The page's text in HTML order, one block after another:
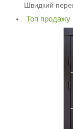
Швидкий
Топ продажу